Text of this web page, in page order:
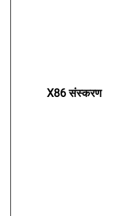
X86 संस्करण